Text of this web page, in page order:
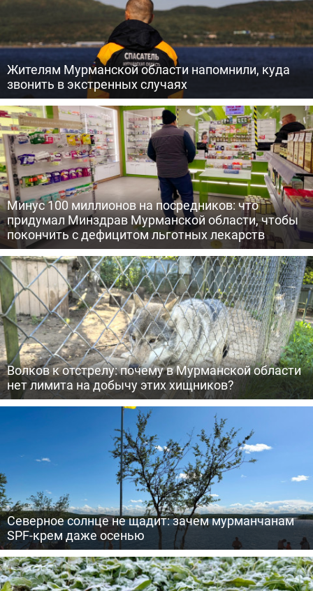
Жителям Мурманской области напомнили, куда
звонить в экстренных случаях
Минус 100 миллионов на посредников: что
придумал Минздрав Мурманской области, чтобы
покончить с дефицитом льготных лекарств
Волков к отстрелу: почему в Мурманской области
нет лимита на добычу этих хищников?
Северное солнце не щадит: зачем мурманчанам
SPF-крем даже осенью